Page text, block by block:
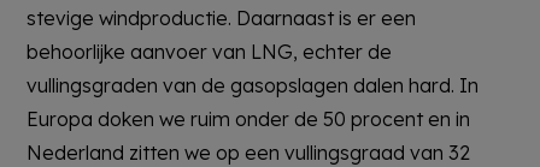
stevige windproductie. Daarnaast is er een
behoorlijke aanvoer van LNG, echter de
vullingsgraden van de gasopslagen dalen hard. In
Europa doken we ruim onder de 50 procent en in
Nederland zitten we op een vullingsgraad van 32